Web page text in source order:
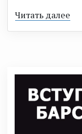
Читать далее